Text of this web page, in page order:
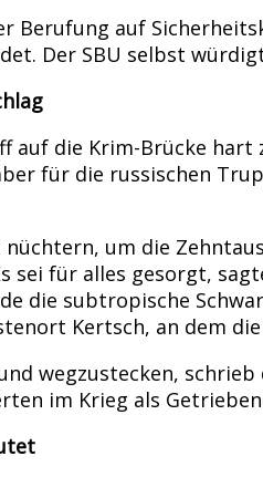
auf
Der SBU selbst
die Krim-Brücke
für die russischen
um die
sei für alles gesorgt,
die subtropische
Kertsch, an dem
wegzustecken,
im Krieg als